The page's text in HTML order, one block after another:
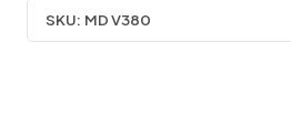
SKU: MD V380